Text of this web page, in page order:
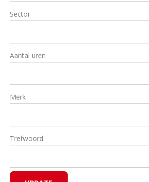
Sector
Aantal uren
Merk
Trefwoord